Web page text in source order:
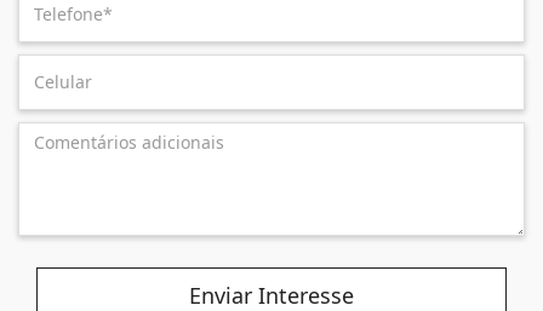
Enviar Interesse